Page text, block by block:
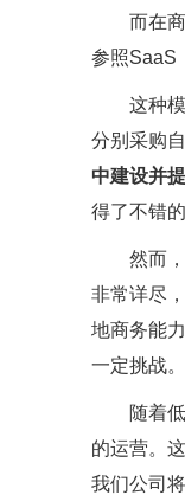
而在
参照SaaS
这种
分别采购
中建设并
得了不错的
然而
非常详尽
地商务能
一定挑战。
随着
的运营。
我们公司